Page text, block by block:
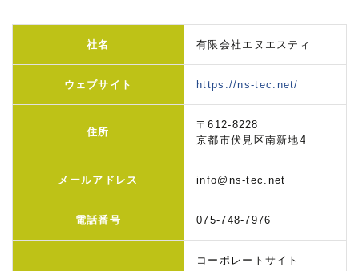
社名 有限会社エヌエスティ
ウェブサイト https://ns-tec.net/
住所
〒612-8228
京都市伏見区南新地4
メールアドレス info@ns-tec.net
電話番号 075-748-7976
コーポレートサイト